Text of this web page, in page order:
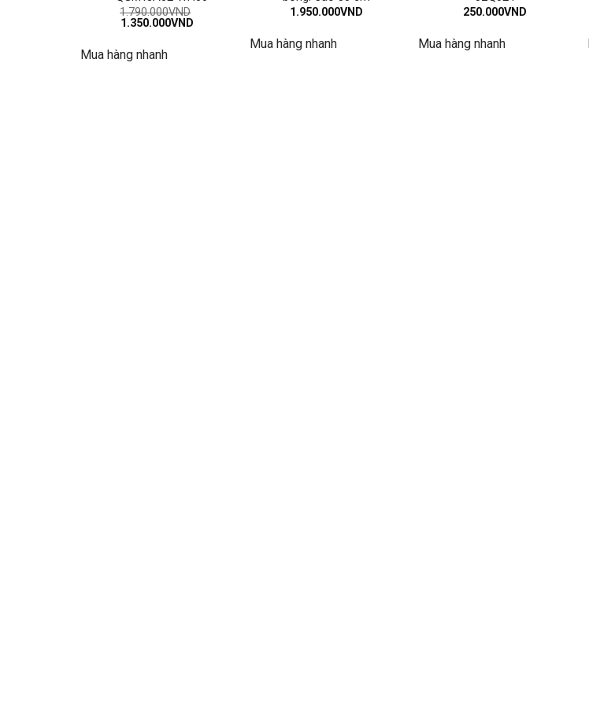
1.790.000VND
Giá
1.790.000VND.
1.350.000VNDGiá
Mua hàng nhanh
1.950.000VND
Mua hàng nhanh
250.000VND
Mua hàng nhanh